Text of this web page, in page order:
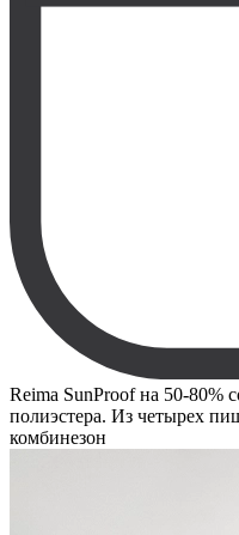
Reima SunProof на 50-80%
полиэстера. Из четырех
комбинезон